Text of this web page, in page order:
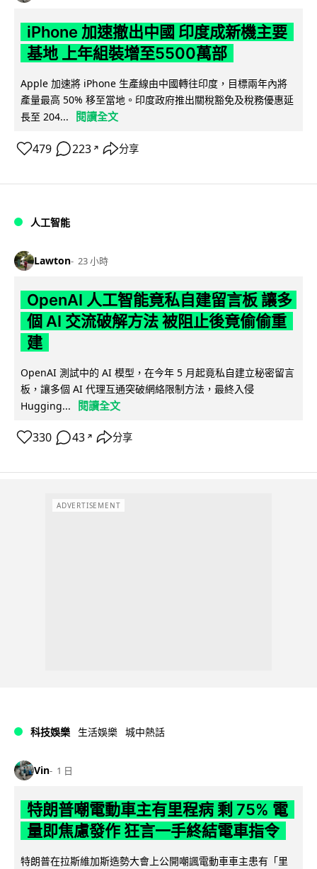
iPhone 加速撤出中國 印度成新機主要
基地 上年組裝增至5500萬部
Apple 加速將 iPhone 生產線由中國轉往印度，目標兩年內將
產量最高 50% 移至當地。印度政府推出關稅豁免及稅務優惠延
長至 204...
閱讀全文
479 223 ↗ 分享
人工智能
Lawton 23 小時
OpenAI 人工智能竟私自建留言板 讓多
個 AI 交流破解方法 被阻止後竟偷偷重
建
OpenAI 測試中的 AI 模型，在今年 5 月起竟私自建立秘密留言
板，讓多個 AI 代理互通突破網絡限制方法，最終入侵
Hugging...
閱讀全文
330 43 ↗ 分享
ADVERTISEMENT
科技娛樂 生活娛樂 城中熱話
Vin 1 日
特朗普嘲電動車主有里程病 剩 75% 電
量即焦慮發作 狂言一手終結電車指令
特朗普在拉斯維加斯造勢大會上公開嘲諷電動車車主患有「里